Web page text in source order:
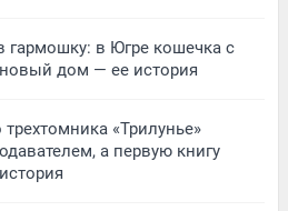
в Югре кошечка с
дом — ее история
«Трилунье»
а первую книгу